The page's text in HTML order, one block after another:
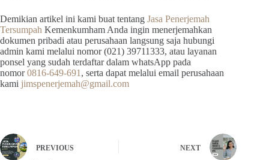
Demikian artikel ini kami buat tentang Jasa Penerjemah
Tersumpah Kemenkumham Anda ingin menerjemahkan
dokumen pribadi atau perusahaan langsung saja hubungi
admin kami melalui nomor (021) 39711333, atau layanan
ponsel yang sudah terdaftar dalam whatsApp pada
nomor0816-649-691 , serta dapat melalui email perusahaan
kami jimspenerjemah@gmail.com
PREVIOUS NEXT